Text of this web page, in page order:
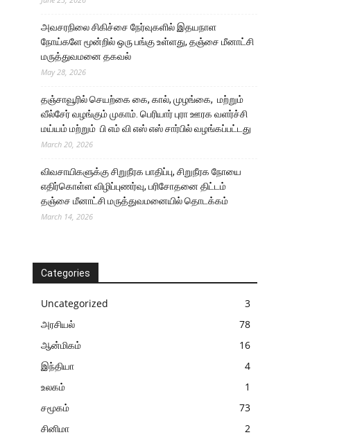
அவசரநிலை சிகிச்சை நேர்வுகளில் இதயநாள
நோய்களே மூன்றில் ஒரு பங்கு உள்ளது, தஞ்சை மீனாட்சி
மருத்துவமனை தகவல்
May 28, 2026
தஞ்சாவூரில் செயற்கை கை, கால், முழங்கை, மற்றும்
வீல்சேர் வழங்கும் முகாம். பெரியார் புரா ஊரக வளர்ச்சி
மய்யம் மற்றும் பி எம் வி எஸ் எஸ் சார்பில் வழங்கப்பட்டது
March 20, 2026
விவசாயிகளுக்கு சிறுநீரக பாதிப்பு, சிறுநீரக நோயை
எதிர்கொள்ள விழிப்புணர்வு, பரிசோதனை திட்டம்
தஞ்சை மீனாட்சி மருத்துவமனையில் தொடக்கம்
March 14, 2026
Categories
Uncategorized
3
அரசியல்
78
ஆன்மிகம்
16
இந்தியா
4
உலகம்
1
சமூகம்
73
சினிமா
2